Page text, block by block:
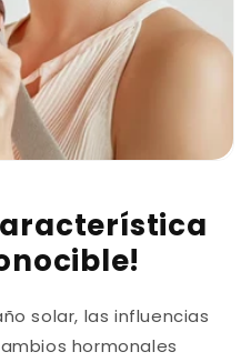
solar, las influencias
hormonales